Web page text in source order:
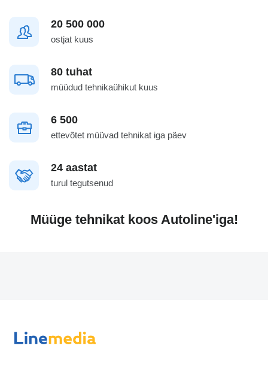
20 500 000
ostjat kuus
80 tuhat
müüdud tehnikaühikut kuus
6 500
ettevõtet müüvad tehnikat iga päev
24 aastat
turul tegutsenud
Müüge tehnikat koos Autoline'iga!